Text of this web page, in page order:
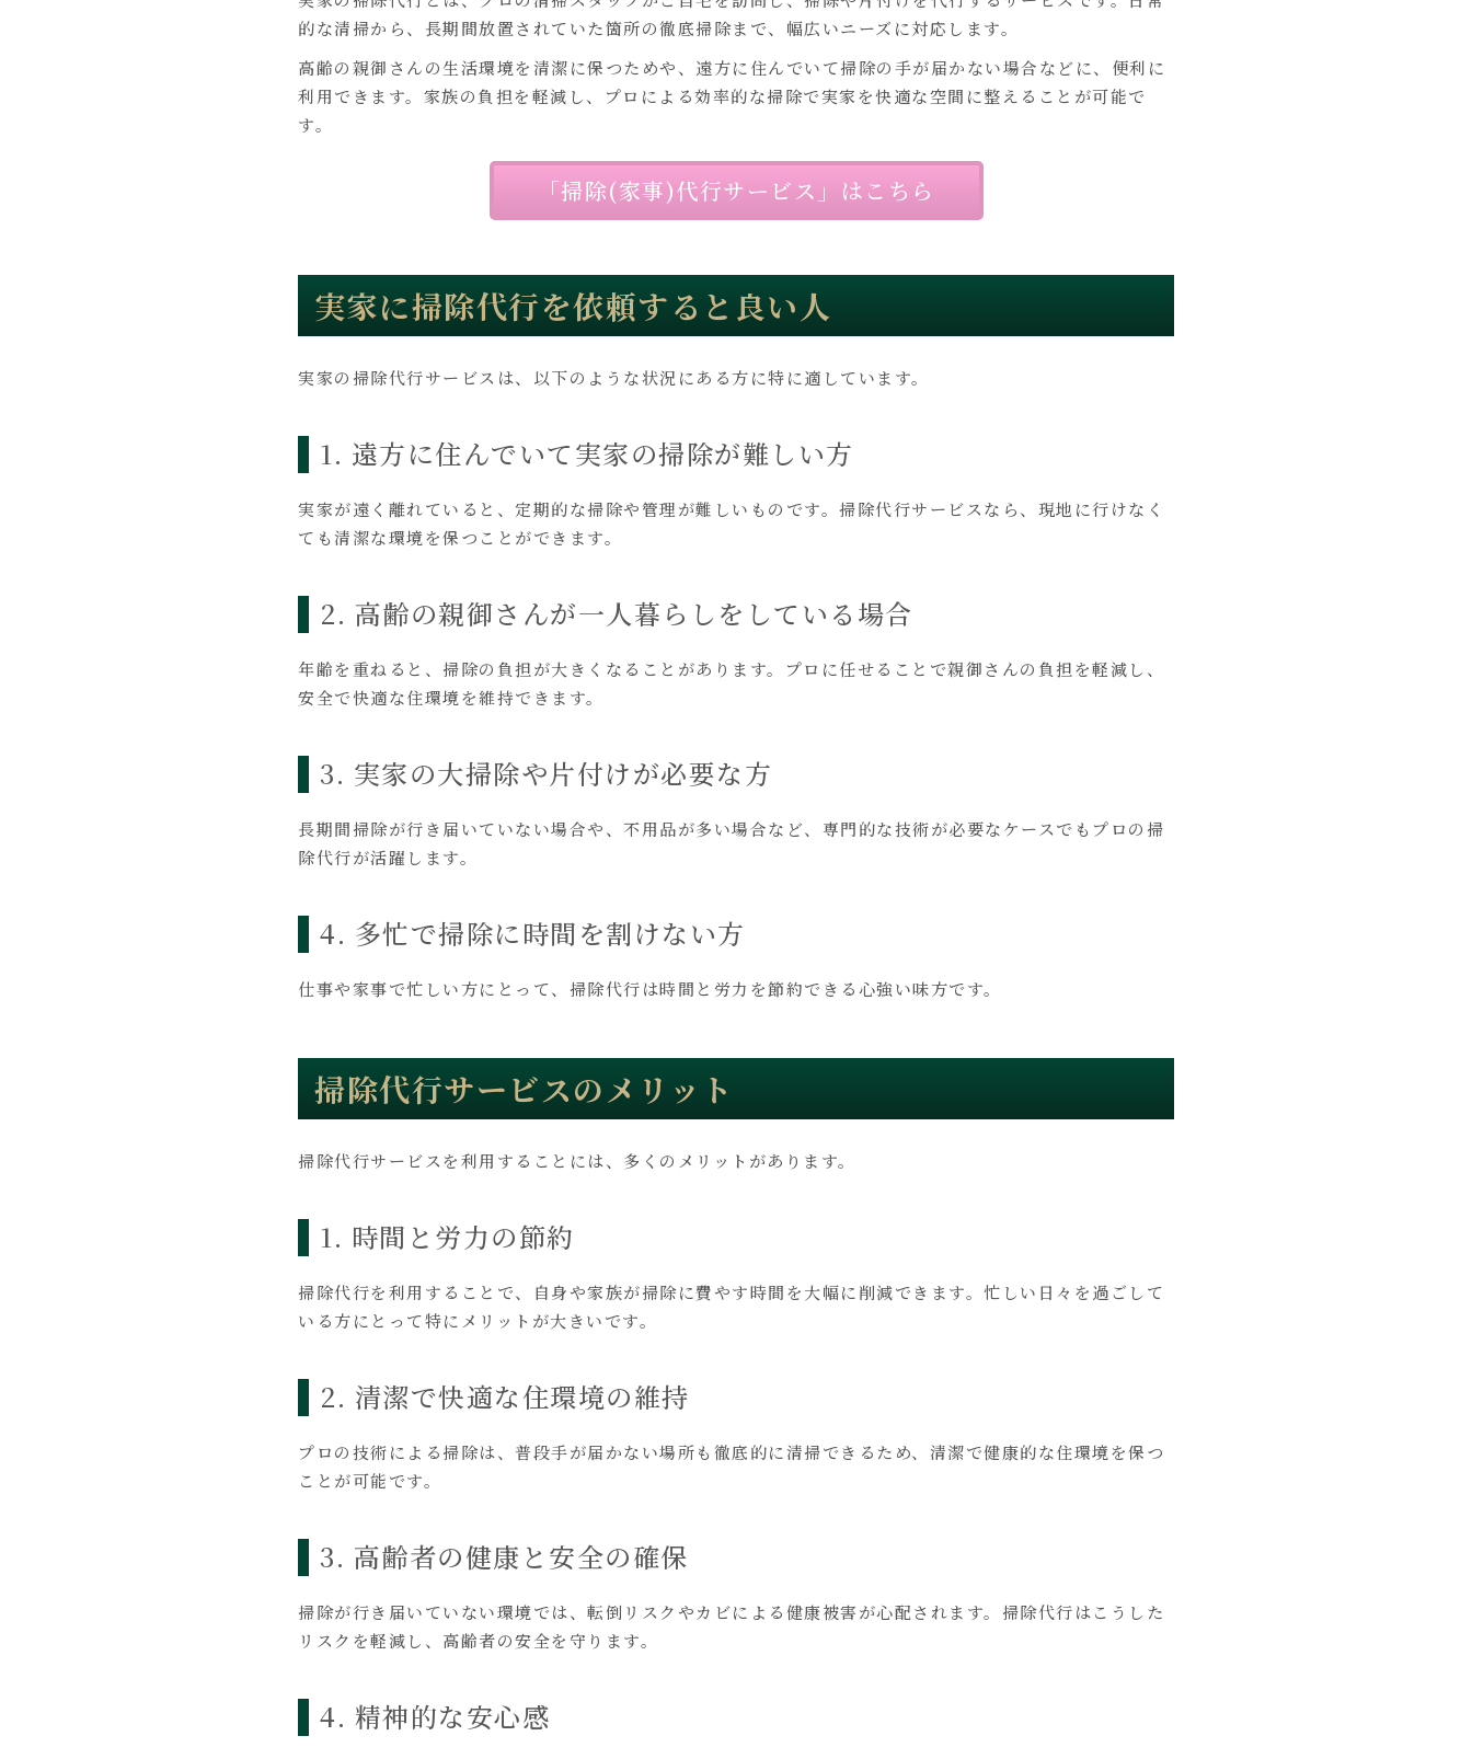
的な清掃から、長期間放置されていた箇所の徹底掃除まで、幅広いニーズに対応します。
高齢の親御さんの生活環境を清潔に保つためや、遠方に住んでいて掃除の手が届かない場合などに、便利に
利用できます。家族の負担を軽減し、プロによる効率的な掃除で実家を快適な空間に整えることが可能で
す。
「掃除(家事)代行サービス」はこちら
実家に掃除代行を依頼すると良い人
実家の掃除代行サービスは、以下のような状況にある方に特に適しています。
1. 遠方に住んでいて実家の掃除が難しい方
実家が遠く離れていると、定期的な掃除や管理が難しいものです。掃除代行サービスなら、現地に行けなく
ても清潔な環境を保つことができます。
2. 高齢の親御さんが一人暮らしをしている場合
年齢を重ねると、掃除の負担が大きくなることがあります。プロに任せることで親御さんの負担を軽減し、
安全で快適な住環境を維持できます。
3. 実家の大掃除や片付けが必要な方
長期間掃除が行き届いていない場合や、不用品が多い場合など、専門的な技術が必要なケースでもプロの掃
除代行が活躍します。
4. 多忙で掃除に時間を割けない方
仕事や家事で忙しい方にとって、掃除代行は時間と労力を節約できる心強い味方です。
掃除代行サービスのメリット
掃除代行サービスを利用することには、多くのメリットがあります。
1. 時間と労力の節約
掃除代行を利用することで、自身や家族が掃除に費やす時間を大幅に削減できます。忙しい日々を過ごして
いる方にとって特にメリットが大きいです。
2. 清潔で快適な住環境の維持
プロの技術による掃除は、普段手が届かない場所も徹底的に清掃できるため、清潔で健康的な住環境を保つ
ことが可能です。
3. 高齢者の健康と安全の確保
掃除が行き届いていない環境では、転倒リスクやカビによる健康被害が心配されます。掃除代行はこうした
リスクを軽減し、高齢者の安全を守ります。
4. 精神的な安心感